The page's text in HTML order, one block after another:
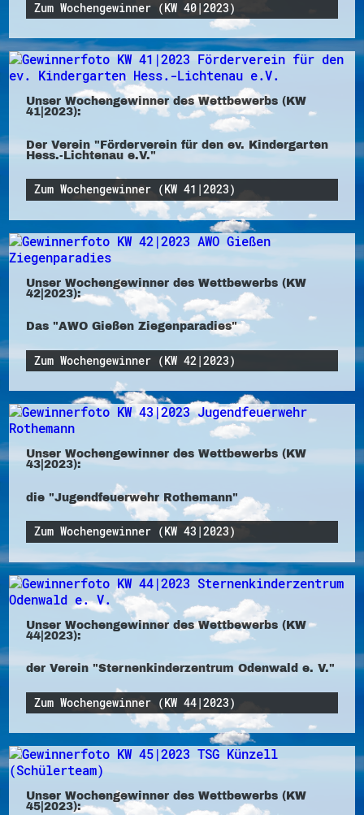
Zum Wochengewinner (KW 40|2023)
Unser Wochengewinner des Wettbewerbs (KW
41|2023):
Der Verein "Förderverein für den ev. Kindergarten
Hess.-Lichtenau e.V."
Zum Wochengewinner (KW 41|2023)
Unser Wochengewinner des Wettbewerbs (KW
42|2023):
Das "AWO Gießen Ziegenparadies"
Zum Wochengewinner (KW 42|2023)
Unser Wochengewinner des Wettbewerbs (KW
43|2023):
die "Jugendfeuerwehr Rothemann"
Zum Wochengewinner (KW 43|2023)
Unser Wochengewinner des Wettbewerbs (KW
44|2023):
der Verein "Sternenkinderzentrum Odenwald e. V."
Zum Wochengewinner (KW 44|2023)
Unser Wochengewinner des Wettbewerbs (KW
45|2023):